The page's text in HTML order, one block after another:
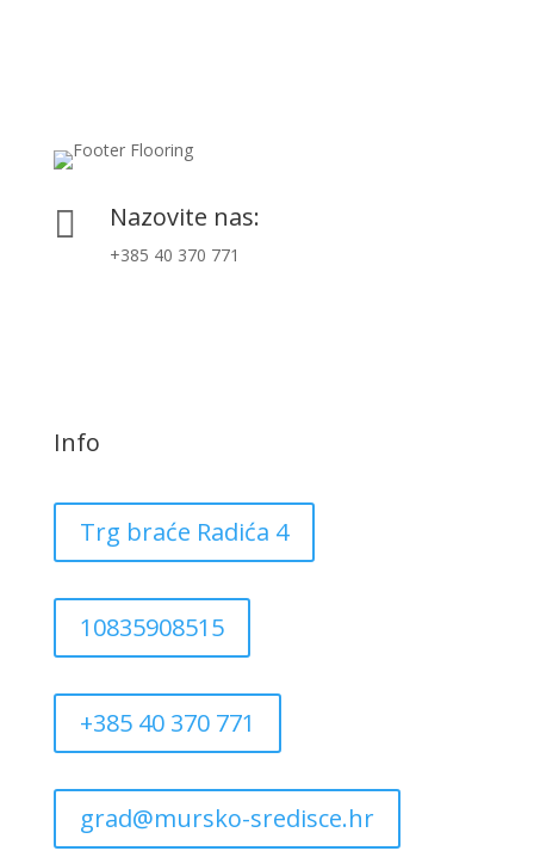
 Nazovite nas:
+385 40 370 771
Info
Trg braće Radića 4
10835908515
+385 40 370 771
grad@mursko-sredisce.hr